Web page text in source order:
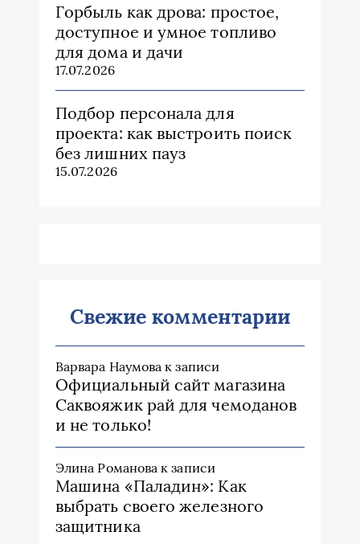
Горбыль как дрова: простое,
доступное и умное топливо
для дома и дачи
17.07.2026
Подбор персонала для
проекта: как выстроить поиск
без лишних пауз
15.07.2026
Свежие комментарии
Варвара Наумова к записи
Официальный сайт магазина
Саквояжик рай для чемоданов
и не только!
Элина Романова к записи
Машина «Паладин»: Как
выбрать своего железного
защитника